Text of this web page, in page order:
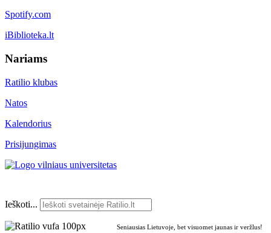
Spotify.com
iBiblioteka.lt
Nariams
Ratilio klubas
Natos
Kalendorius
Prisijungimas
Ieškoti...
Seniausias Lietuvoje, bet visuomet jaunas ir veržlus!